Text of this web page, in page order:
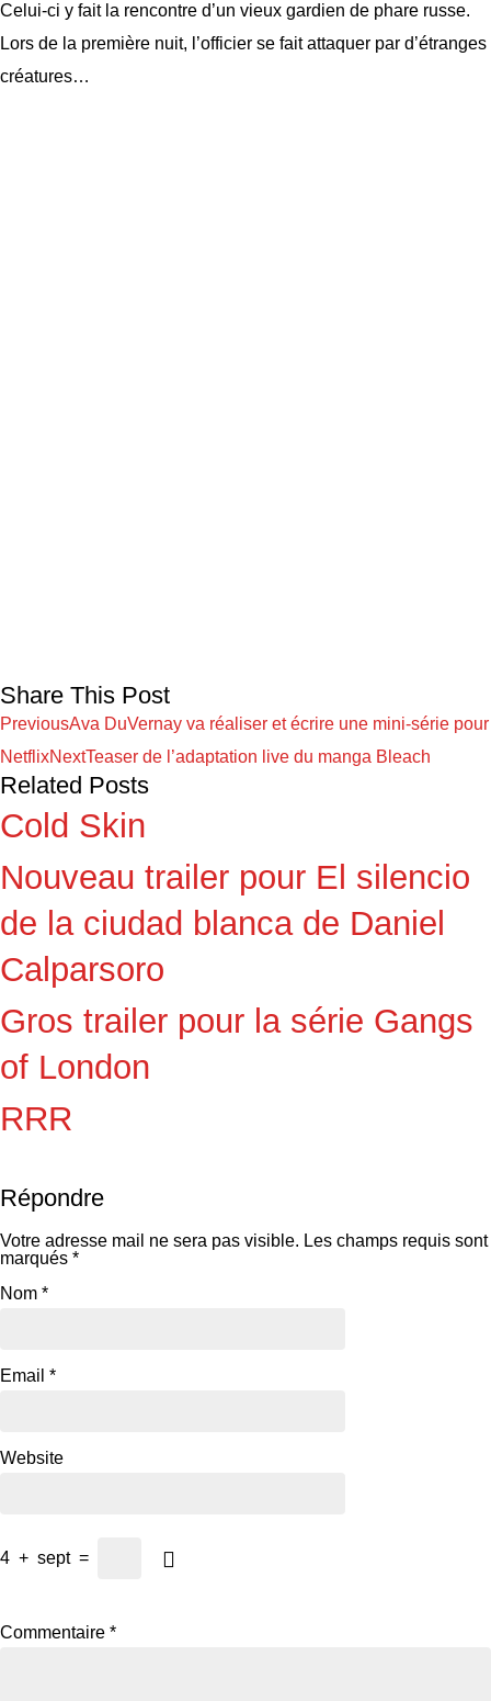
Celui-ci y fait la rencontre d’un vieux gardien de phare russe.
Lors de la première nuit, l’officier se fait attaquer par d’étranges
créatures…
Share This Post
PreviousAva DuVernay va réaliser et écrire une mini-série pour
NetflixNextTeaser de l’adaptation live du manga Bleach
Related Posts
Cold Skin
Nouveau trailer pour El silencio
de la ciudad blanca de Daniel
Calparsoro
Gros trailer pour la série Gangs
of London
RRR
Répondre
Votre adresse mail ne sera pas visible. Les champs requis sont
marqués *
Nom *
Email *
Website
4 + sept =
Commentaire *